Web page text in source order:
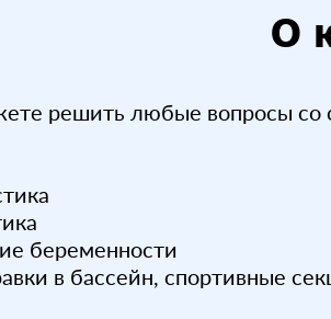
О
решить любые вопросы со
беременности
в бассейн, спортивные